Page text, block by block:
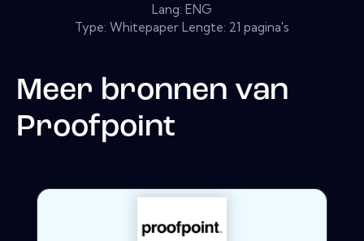
Lang: ENG
Type: Whitepaper Lengte: 21 pagina's
Meer bronnen van
Proofpoint